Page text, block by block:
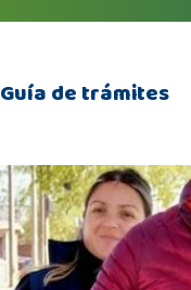
Guía de trámites